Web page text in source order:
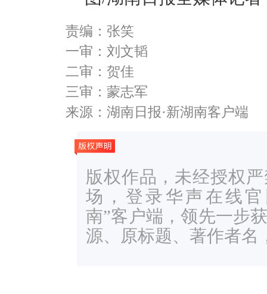
责编：张笑
一审：刘文韬
二审：贺佳
三审：蒙志军
来源：湖南日报·新湖南客户端
版权作品，未经授权
场，登录华声在线官
南”客户端，领先一步
源、原标题、著作者名